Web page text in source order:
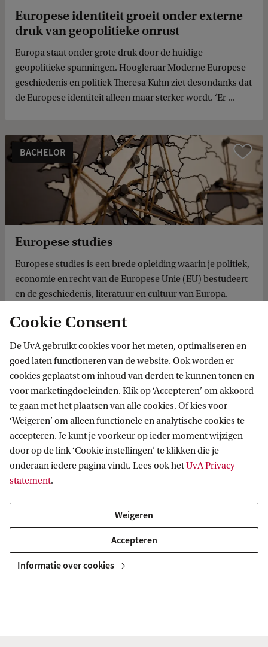
Europese identiteit groeit onder externe
druk van geopolitieke onrust
Europa staat onder grote druk door de huidige
geopolitieke spanningen. Hoogleraar Moderne Europese
geschiedenis en politiek Theresa Kuhn ziet desondanks dat
de Europese identiteit alleen maar sterker wordt. ‘Er ...
Vergelijk
BACHELOR
Europese studies
Europese studies is een brede opleiding waarin je politiek,
economie en recht van de Europese Unie (EU) bestudeert
en de geschiedenis, literatuur en cultuur van Europa.
Informatie voor
Bachelorstudiekiezers
Masterstudiekiezers
Journalisten
Schooldecanen en vakdocenten
Direct naar
Vacatures
Doneren
Contact
UvA op social media
Cookie Consent
De UvA gebruikt cookies voor het meten, optimaliseren en
goed laten functioneren van de website. Ook worden er
cookies geplaatst om inhoud van derden te kunnen tonen en
voor marketingdoeleinden. Klik op ‘Accepteren’ om akkoord
te gaan met het plaatsen van alle cookies. Of kies voor
‘Weigeren’ om alleen functionele en analytische cookies te
accepteren. Je kunt je voorkeur op ieder moment wijzigen
door op de link ‘Cookie instellingen’ te klikken die je
onderaan iedere pagina vindt. Lees ook hetUvA Privacy
statement.
Weigeren
Accepteren
Informatie over cookies